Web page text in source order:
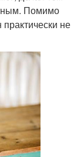
Помимо
не